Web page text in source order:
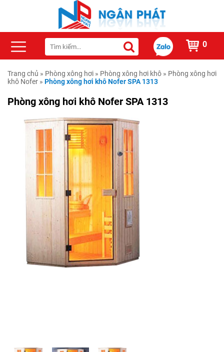
0
Trang chủ » Phòng xông hơi » Phòng xông hơi khô » Phòng xông hơi
khô Nofer » Phòng xông hơi khô Nofer SPA 1313
Phòng xông hơi khô Nofer SPA 1313